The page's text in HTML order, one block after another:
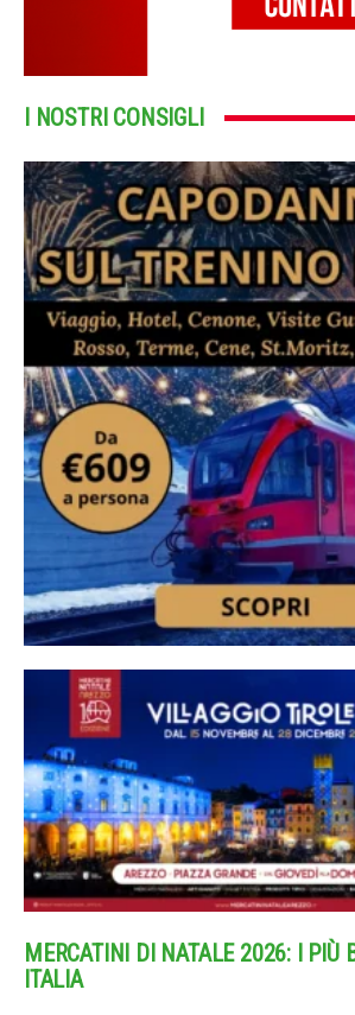
I NOSTRI CONSIGLI
MERCATINI DI NATALE 2026: I PIÙ
ITALIA